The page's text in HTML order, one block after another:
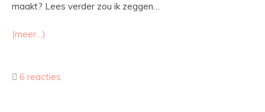
maakt? Lees verder zou ik zeggen…
(meer…)
6 reacties